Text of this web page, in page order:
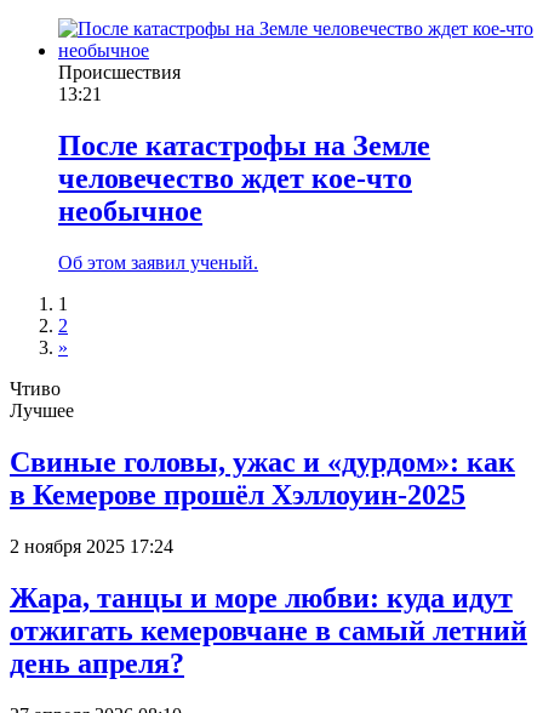
Происшествия
13:21
После катастрофы на Земле
человечество ждет кое-что
необычное
Об этом заявил ученый.
1
2
»
Чтиво
Лучшее
Свиные головы, ужас и «дурдом»: как
в Кемерове прошёл Хэллоуин-2025
2 ноября 2025 17:24
Жара, танцы и море любви: куда идут
отжигать кемеровчане в самый летний
день апреля?